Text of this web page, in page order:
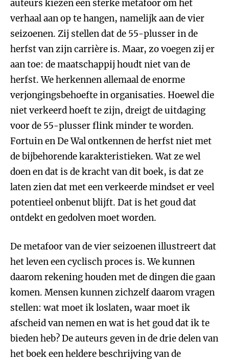
auteurs kiezen een sterke metafoor om het
verhaal aan op te hangen, namelijk aan de vier
seizoenen. Zij stellen dat de 55-plusser in de
herfst van zijn carrière is. Maar, zo voegen zij er
aan toe: de maatschappij houdt niet van de
herfst. We herkennen allemaal de enorme
verjongingsbehoefte in organisaties. Hoewel die
niet verkeerd hoeft te zijn, dreigt de uitdaging
voor de 55-plusser flink minder te worden.
Fortuin en De Wal ontkennen de herfst niet met
de bijbehorende karakteristieken. Wat ze wel
doen en dat is de kracht van dit boek, is dat ze
laten zien dat met een verkeerde mindset er veel
potentieel onbenut blijft. Dat is het goud dat
ontdekt en gedolven moet worden.
De metafoor van de vier seizoenen illustreert dat
het leven een cyclisch proces is. We kunnen
daarom rekening houden met de dingen die gaan
komen. Mensen kunnen zichzelf daarom vragen
stellen: wat moet ik loslaten, waar moet ik
afscheid van nemen en wat is het goud dat ik te
bieden heb? De auteurs geven in de drie delen van
het boek een heldere beschrijving van de